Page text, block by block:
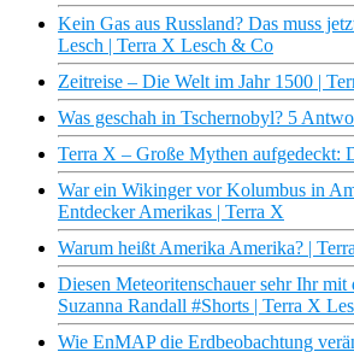
Kein Gas aus Russland? Das muss
Lesch | Terra X Lesch & Co
Zeitreise – Die Welt im Jahr 1500 |
Was geschah in Tschernobyl? 5
Terra X – Große Mythen aufgedeckt:
War ein Wikinger vor Kolumbus in
Entdecker Amerikas | Terra X
Warum heißt Amerika Amerika? |
Diesen Meteoritenschauer sehr Ihr mit
Suzanna Randall #Shorts | Terra X
Wie EnMAP die Erdbeobachtung